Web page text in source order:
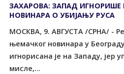
ЗАХАРОВА: ЗАПАД ИГНОРИШЕ
НОВИНАРА О УБИЈАЊУ РУСА
МОСКВА, 9. АВГУСТА /СРНА/ -
њемачког новинара у
игнорисана је на Западу, јер
мисле,...